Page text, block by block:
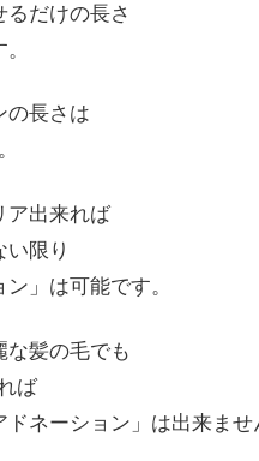
だけの長さ
の長さは
。
ア出来れば
い限り
ン」は可能です。
な髪の毛でも
ば
ネーション」は出来ませ